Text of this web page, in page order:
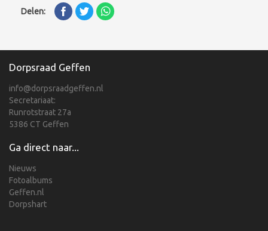
Delen:
Dorpsraad Geffen
info@dorpsraadgeffen.nl
Secretariaat:
Runrotstraat 27a
5386 CT Geffen
Ga direct naar...
Nieuws
Fotoalbums
Geffen.nl
Dorpshart